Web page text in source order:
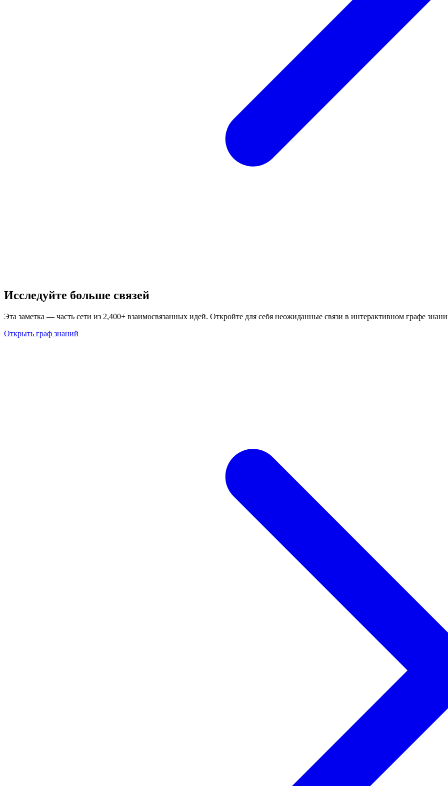
Исследуйте больше связей
Эта заметка — часть сети из 2,400+ взаимосвязанных идей. Откройте для себя неожиданные связи в интерактивном графе
Открыть граф знаний